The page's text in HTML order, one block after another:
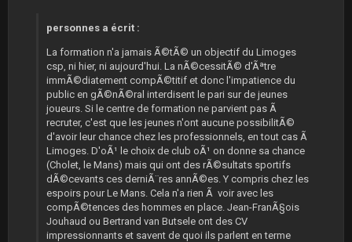
personnes a écrit :
La formation n'a jamais Ã©tÃ© un objectif du Limoges
csp, ni hier, ni aujourd'hui. La nÃ©cessitÃ© d'Ãªtre
immÃ©diatement compÃ©titif et donc l'impatience du
public en gÃ©nÃ©ral interdisent le pari sur de jeunes
joueurs. Si le centre de formation ne parvient pas Ã
recruter, c'est que les jeunes n'ont aucune possibilitÃ©
d'avoir leur chance chez les professionnels, en tout cas Ã
Limoges. D'oÃ¹ le choix de club oÃ¹ on donne sa chance
(Cholet, le Mans) mais qui ont des rÃ©sultats sportifs
dÃ©cevants ces derniÃ¨res annÃ©es. Y compris chez les
espoirs pour Le Mans. Cela n'a rien Ã voir avec les
compÃ©tences des hommes en place. Jean-FranÃ§ois
Jouhaud ou Bertrand van Butsele ont des CV
impressionnants et savent de quoi ils parlent en terme